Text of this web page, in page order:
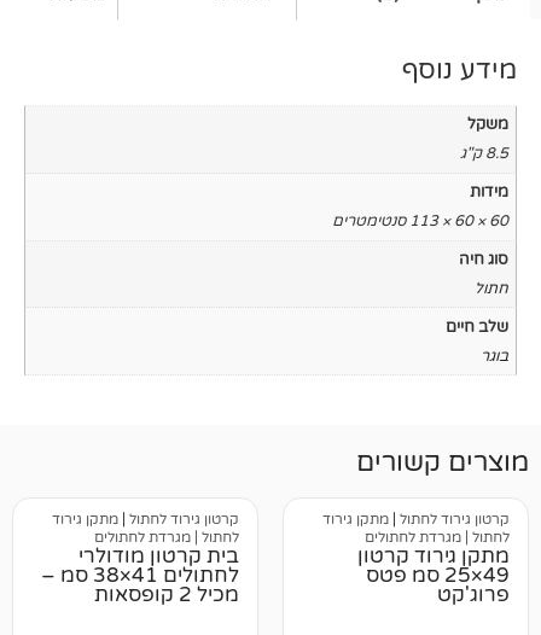
מתקן גירוד
פטס
קרטון גירוד לחתול
מתקן גירוד
לחתול | מגרדת לחתולים
בית קרטון מודולרי
לחתולים 41×38 סמ –